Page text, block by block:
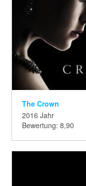
The Crown
2016 Jahr
Bewertung: 8,90